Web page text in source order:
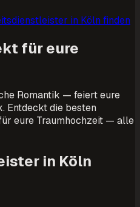
in Köln finden
für eure
Romantik — feiert eure
Entdeckt die besten
eure Traumhochzeit — alle
in Köln